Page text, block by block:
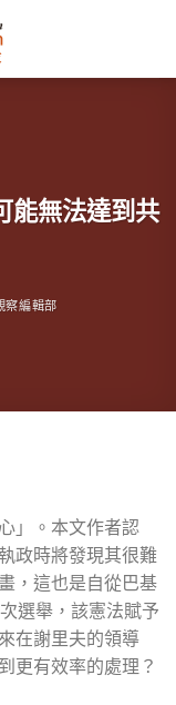
能無法達到共
察編輯部
」。本文作者認
政時將發現其很難
，這也是自從巴基
選舉，該憲法賦予
在謝里夫的領導
更有效率的處理？